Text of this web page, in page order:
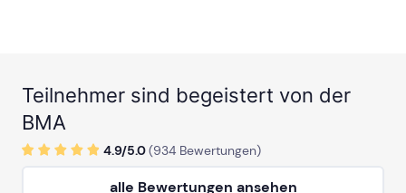
Teilnehmer sind begeistert von der
BMA
4.9/5.0(934 Bewertungen)
alle Bewertungen ansehen